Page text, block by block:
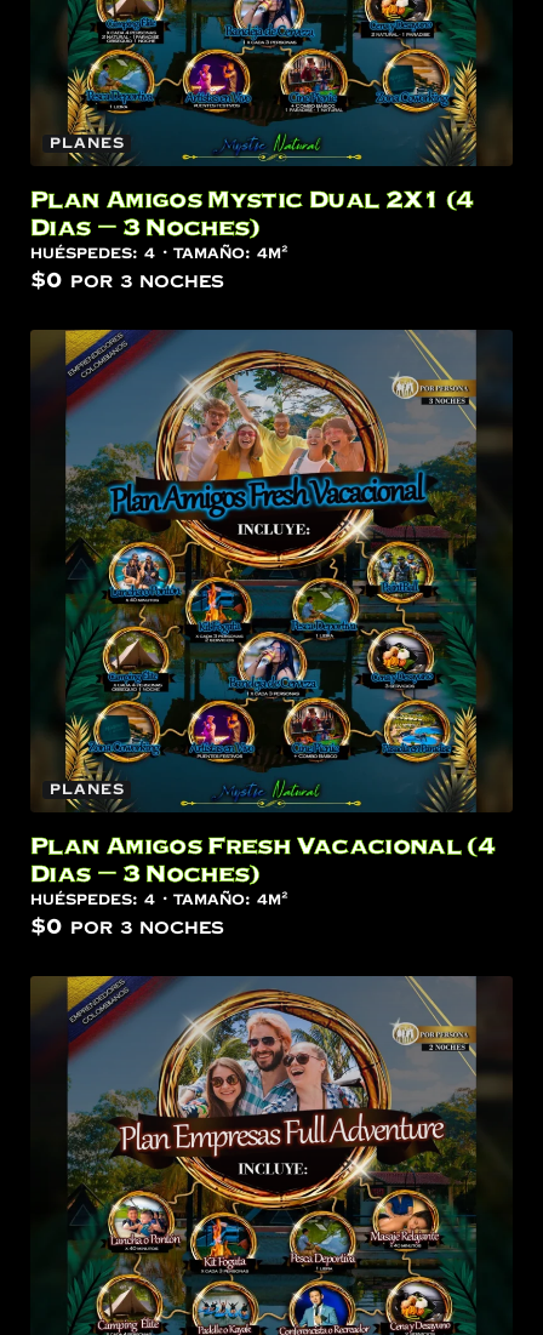
Planes
Plan Amigos Mystic Dual 2X1 (4
Dias – 3 Noches)
Huéspedes: 4 Tamaño: 4m²
$0 por 3 noches
Planes
Plan Amigos Fresh Vacacional (4
Dias – 3 Noches)
Huéspedes: 4 Tamaño: 4m²
$0 por 3 noches